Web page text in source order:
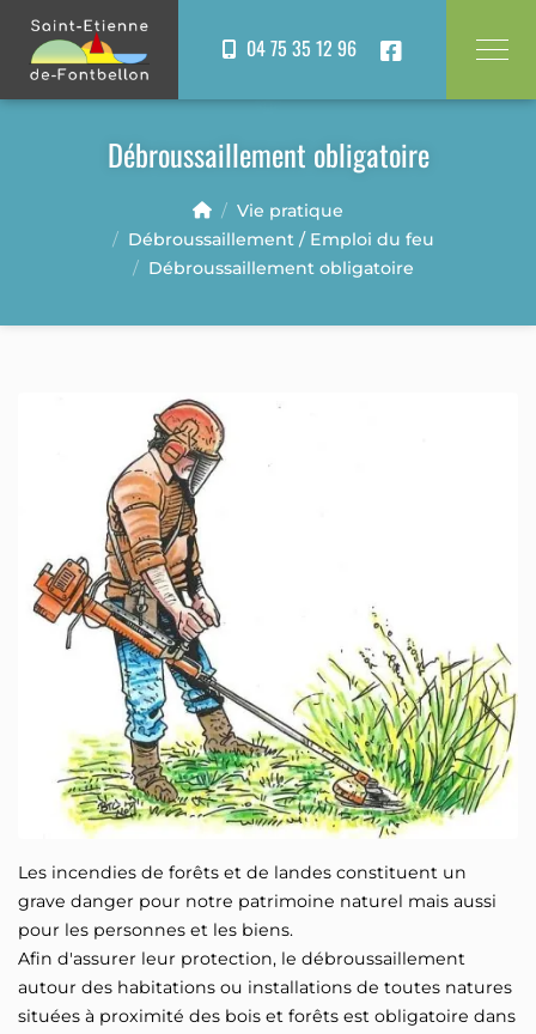
04 75 35 12 96
Débroussaillement obligatoire
Vie pratique
Débroussaillement / Emploi du feu
Débroussaillement obligatoire
Les incendies de forêts et de landes constituent un
grave danger pour notre patrimoine naturel mais aussi
pour les personnes et les biens.
Afin d'assurer leur protection, le débroussaillement
autour des habitations ou installations de toutes natures
situées à proximité des bois et forêts est obligatoire dans
Panneau de gestion des cookies